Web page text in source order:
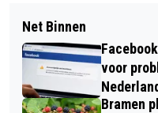
Net Binnen
voor
Nederland
Bramen